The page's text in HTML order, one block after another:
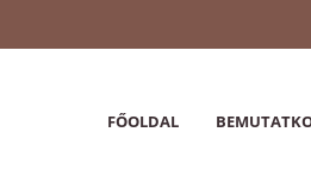
FŐOLDAL